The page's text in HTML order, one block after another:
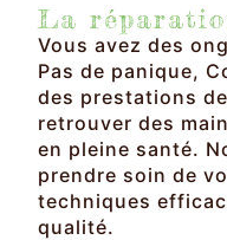
La
Vous avez des
Pas de panique,
des prestations
retrouver des
en pleine santé.
prendre soin de
techniques
qualité.